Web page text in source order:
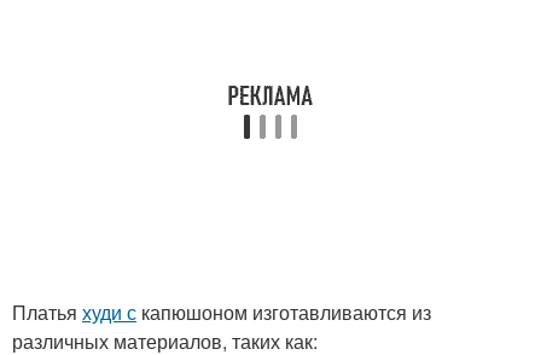
Платья худи с капюшоном изготавливаются из
различных материалов, таких как: